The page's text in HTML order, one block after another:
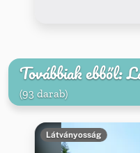
Továbbiak ebből:
(93 darab)
Látványosság